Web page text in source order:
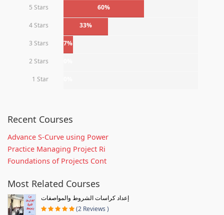
5 Stars
60%
4 Stars 33%
3 Stars 7%
2 Stars
1 Star
Recent Courses
Advance S-Curve using Power
Practice Managing Project Ri
Foundations of Projects Cont
Most Related Courses
إعداد كراسات الشروط والمواصفات
(2 Reviews )